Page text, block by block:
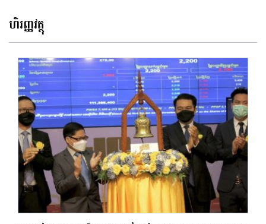
ហិរញ្ញវត្ថុ